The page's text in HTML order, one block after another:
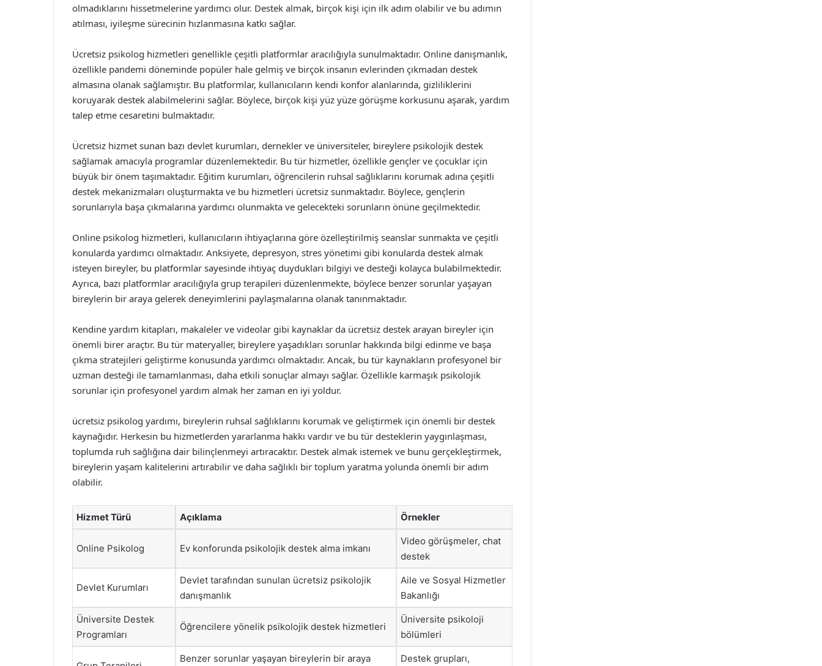
olmadıklarını hissetmelerine yardımcı olur. Destek almak, birçok kişi için ilk adım olabilir ve bu adımın
atılması, iyileşme sürecinin hızlanmasına katkı sağlar.
Ücretsiz psikolog hizmetleri genellikle çeşitli platformlar aracılığıyla sunulmaktadır. Online danışmanlık,
özellikle pandemi döneminde popüler hale gelmiş ve birçok insanın evlerinden çıkmadan destek
almasına olanak sağlamıştır. Bu platformlar, kullanıcıların kendi konfor alanlarında, gizliliklerini
koruyarak destek alabilmelerini sağlar. Böylece, birçok kişi yüz yüze görüşme korkusunu aşarak, yardım
talep etme cesaretini bulmaktadır.
Ücretsiz hizmet sunan bazı devlet kurumları, dernekler ve üniversiteler, bireylere psikolojik destek
sağlamak amacıyla programlar düzenlemektedir. Bu tür hizmetler, özellikle gençler ve çocuklar için
büyük bir önem taşımaktadır. Eğitim kurumları, öğrencilerin ruhsal sağlıklarını korumak adına çeşitli
destek mekanizmaları oluşturmakta ve bu hizmetleri ücretsiz sunmaktadır. Böylece, gençlerin
sorunlarıyla başa çıkmalarına yardımcı olunmakta ve gelecekteki sorunların önüne geçilmektedir.
Online psikolog hizmetleri, kullanıcıların ihtiyaçlarına göre özelleştirilmiş seanslar sunmakta ve çeşitli
konularda yardımcı olmaktadır. Anksiyete, depresyon, stres yönetimi gibi konularda destek almak
isteyen bireyler, bu platformlar sayesinde ihtiyaç duydukları bilgiyi ve desteği kolayca bulabilmektedir.
Ayrıca, bazı platformlar aracılığıyla grup terapileri düzenlenmekte, böylece benzer sorunlar yaşayan
bireylerin bir araya gelerek deneyimlerini paylaşmalarına olanak tanınmaktadır.
Kendine yardım kitapları, makaleler ve videolar gibi kaynaklar da ücretsiz destek arayan bireyler için
önemli birer araçtır. Bu tür materyaller, bireylere yaşadıkları sorunlar hakkında bilgi edinme ve başa
çıkma stratejileri geliştirme konusunda yardımcı olmaktadır. Ancak, bu tür kaynakların profesyonel bir
uzman desteği ile tamamlanması, daha etkili sonuçlar almayı sağlar. Özellikle karmaşık psikolojik
sorunlar için profesyonel yardım almak her zaman en iyi yoldur.
ücretsiz psikolog yardımı, bireylerin ruhsal sağlıklarını korumak ve geliştirmek için önemli bir destek
kaynağıdır. Herkesin bu hizmetlerden yararlanma hakkı vardır ve bu tür desteklerin yaygınlaşması,
toplumda ruh sağlığına dair bilinçlenmeyi artıracaktır. Destek almak istemek ve bunu gerçekleştirmek,
bireylerin yaşam kalitelerini artırabilir ve daha sağlıklı bir toplum yaratma yolunda önemli bir adım
olabilir.
Hizmet Türü Açıklama Örnekler
Online Psikolog Ev konforunda psikolojik destek alma imkanı
Video görüşmeler, chat
destek
Devlet Kurumları
Devlet tarafından sunulan ücretsiz psikolojik
danışmanlık
Aile ve Sosyal Hizmetler
Bakanlığı
Üniversite Destek
Programları
Öğrencilere yönelik psikolojik destek hizmetleri
Üniversite psikoloji
bölümleri
Benzer sorunlar yaşayan bireylerin bir araya Destek grupları,